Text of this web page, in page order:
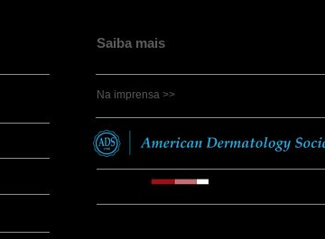
Saiba mais
Na imprensa >>